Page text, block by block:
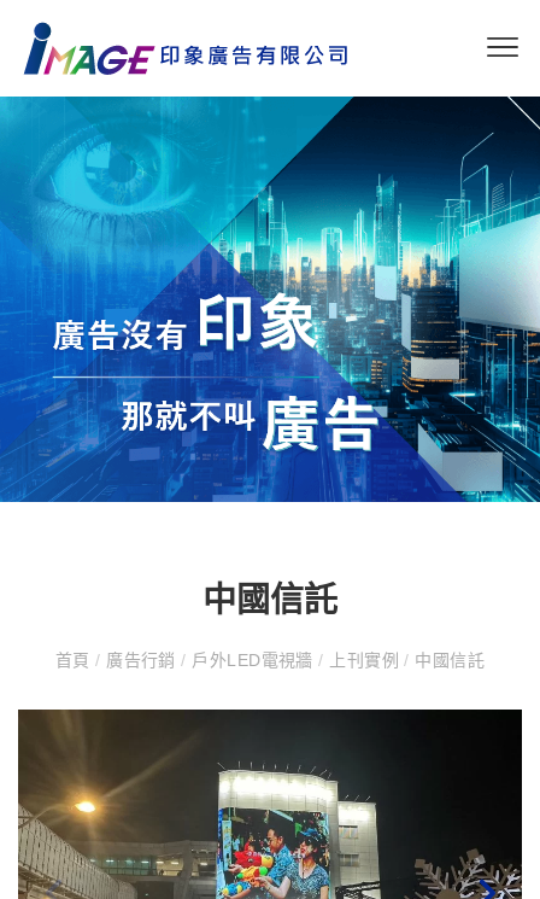
中國信託
首頁/ 廣告行銷/ 戶外LED電視牆/ 上刊實例/ 中國信託